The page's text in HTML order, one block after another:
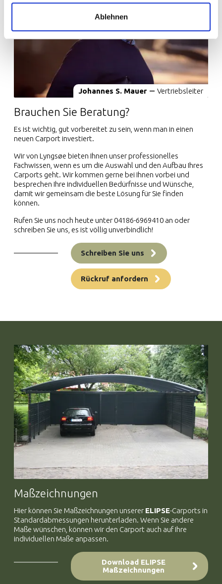
Ablehnen
Brauchen Sie Beratung?
Es ist wichtig, gut vorbereitet zu sein, wenn man in einen
neuen Carport investiert.
Wir von Lyngsøe bieten Ihnen unser professionelles
Fachwissen, wenn es um die Auswahl und den Aufbau Ihres
Carports geht. Wir kommen gerne bei Ihnen vorbei und
besprechen Ihre individuellen Bedürfnisse und Wünsche,
damit wir gemeinsam die beste Lösung für Sie finden
können.
Rufen Sie uns noch heute unter 04186-6969410 an oder
schreiben Sie uns, es ist völlig unverbindlich!
Schreiben Sie uns
Rückruf anfordern
Johannes S. Mauer Vertriebsleiter
Maßzeichnungen
Hier können Sie Maßzeichnungen unserer ELIPSE-Carports in
Standardabmessungen herunterladen. Wenn Sie andere
Maße wünschen, können wir den Carport auch auf Ihre
individuellen Maße anpassen.
Download ELIPSE
Maßzeichnungen